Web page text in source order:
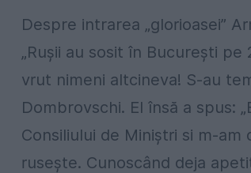
Despre intrarea „glorioasei”
„Ruşii au sosit în Bucureşti
vrut nimeni altcineva! S-au
Dombrovschi. El însă a spus:
Consiliului de Miniştri si m-
ruseşte. Cunoscând deja